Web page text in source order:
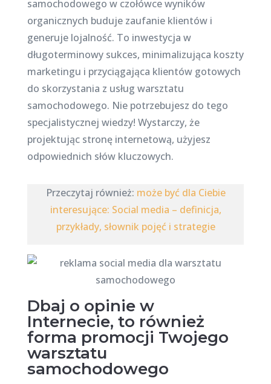
samochodowego w czołówce wyników
organicznych buduje zaufanie klientów i
generuje lojalność. To inwestycja w
długoterminowy sukces, minimalizująca koszty
marketingu i przyciągająca klientów gotowych
do skorzystania z usług warsztatu
samochodowego. Nie potrzebujesz do tego
specjalistycznej wiedzy! Wystarczy, że
projektując stronę internetową, użyjesz
odpowiednich słów kluczowych.
Przeczytaj również: może być dla Ciebie
interesujące: Social media – definicja,
przykłady, słownik pojęć i strategie
Dbaj o opinie w
Internecie, to również
forma promocji Twojego
warsztatu
samochodowego